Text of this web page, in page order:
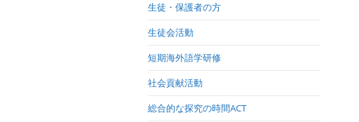
生徒・保護者の方
生徒会活動
短期海外語学研修
社会貢献活動
総合的な探究の時間ACT